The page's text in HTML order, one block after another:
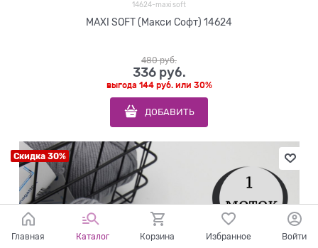
14624-maxi soft
MAXI SOFT (Макси Софт) 14624
480 руб.
336 руб.
выгода 144 руб.или 30%
ДОБАВИТЬ
Скидка 30%
Главная Каталог Корзина Избранное Войти